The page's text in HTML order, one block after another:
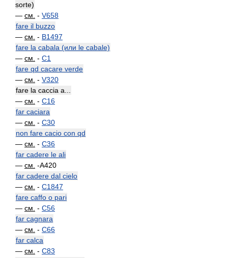
sorte)
— см. - V658
fare il buzzo
— см. - B1497
fare la cabala (или le cabale)
— см. - C1
fare qd cacare verde
— см. - V320
fare la caccia a...
— см. - C16
far caciara
— см. - C30
non fare cacio con qd
— см. - C36
far cadere le ali
— см. -A420
far cadere dal cielo
— см. - C1847
fare caffo o pari
— см. - C56
far cagnara
— см. - C66
far calca
— см. - C83